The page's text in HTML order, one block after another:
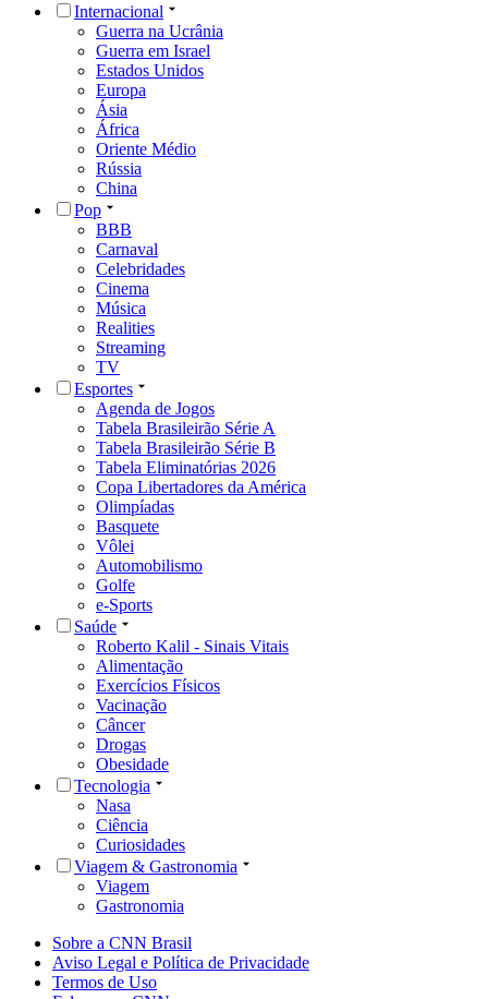
Internacional
Guerra na Ucrânia
Guerra em Israel
Estados Unidos
Europa
Ásia
África
Oriente Médio
Rússia
China
Pop
BBB
Carnaval
Celebridades
Cinema
Música
Realities
Streaming
TV
Esportes
Agenda de Jogos
Tabela Brasileirão Série A
Tabela Brasileirão Série B
Tabela Eliminatórias 2026
Copa Libertadores da América
Olimpíadas
Basquete
Vôlei
Automobilismo
Golfe
e-Sports
Saúde
Roberto Kalil - Sinais Vitais
Alimentação
Exercícios Físicos
Vacinação
Câncer
Drogas
Obesidade
Tecnologia
Nasa
Ciência
Curiosidades
Viagem & Gastronomia
Viagem
Gastronomia
Sobre a CNN Brasil
Aviso Legal e Política de Privacidade
Termos de Uso